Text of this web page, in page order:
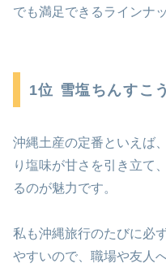
でも満足できるラインナ
1位 雪塩ちんすこう
沖縄土産の定番といえば
り塩味が甘さを引き立て
るのが魅力です。
私も沖縄旅行のたびに必
やすいので、職場や友人